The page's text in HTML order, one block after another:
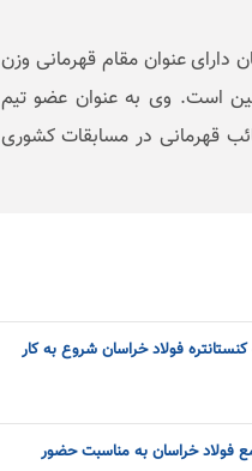
عنوان مقام قهرمانی وزن
زمین است. وی به عنوان عضو تیم
تا کنون 6 مقام اول و 1 مقام نائب قهرمانی در مسابقات کشوری
کنستانتره فولاد خراسان شروع به کار
فولاد خراسان به مناسبت حضور